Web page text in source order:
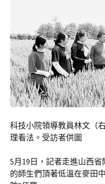
科技小院領導教員林文（
理看法。受訪者供圖
5月19日，記者走進山西
的師生們頂著低溫在麥田